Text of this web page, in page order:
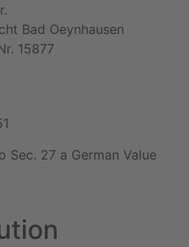
Bad Oeynhausen
15877
Sec. 27 a German Value